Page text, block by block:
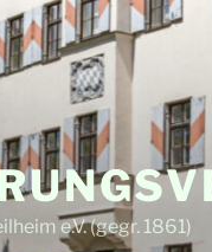
e.V. (gegr. 1861)